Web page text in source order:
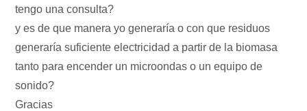
tengo una consulta?
y es de que manera yo generaría o con que residuos
generaría suficiente electricidad a partir de la biomasa
tanto para encender un microondas o un equipo de
sonido?
Gracias